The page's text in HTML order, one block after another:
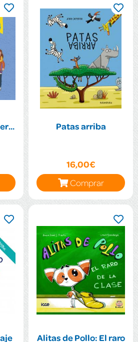
Patas arriba
16,00€
Comprar
Alitas de Pollo: El raro